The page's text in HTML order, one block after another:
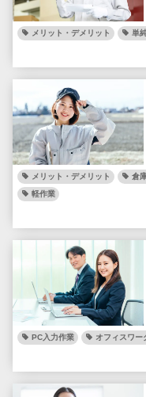
メリット・デメリット 単
メリット・デメリット 倉
軽作業
PC入力作業 オフィスワー